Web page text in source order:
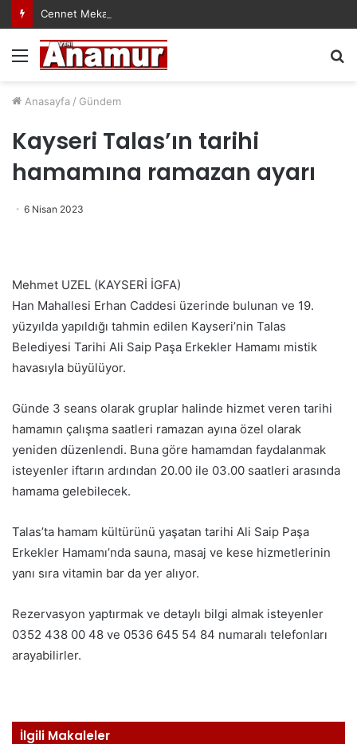
Cennet Mekanın Olsun Duygu Öksüz Canova
Menü
Anasayfa / Gündem
Kayseri Talas’ın tarihi
hamamına ramazan ayarı
6 Nisan 2023
Mehmet UZEL (KAYSERİ İGFA)
Han Mahallesi Erhan Caddesi üzerinde bulunan ve 19.
yüzyılda yapıldığı tahmin edilen Kayseri’nin Talas
Belediyesi Tarihi Ali Saip Paşa Erkekler Hamamı mistik
havasıyla büyülüyor.
Günde 3 seans olarak gruplar halinde hizmet veren tarihi
hamamın çalışma saatleri ramazan ayına özel olarak
yeniden düzenlendi. Buna göre hamamdan faydalanmak
isteyenler iftarın ardından 20.00 ile 03.00 saatleri arasında
hamama gelebilecek.
Talas’ta hamam kültürünü yaşatan tarihi Ali Saip Paşa
Erkekler Hamamı’nda sauna, masaj ve kese hizmetlerinin
yanı sıra vitamin bar da yer alıyor.
Rezervasyon yaptırmak ve detaylı bilgi almak isteyenler
0352 438 00 48 ve 0536 645 54 84 numaralı telefonları
arayabilirler.
İlgili Makaleler